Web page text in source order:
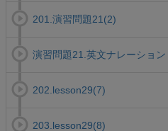
201.演習問題21(2)
演習問題21.英文ナレーション
202.lesson29(7)
203.lesson29(8)